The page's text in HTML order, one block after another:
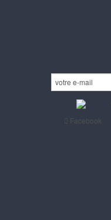
Facebook